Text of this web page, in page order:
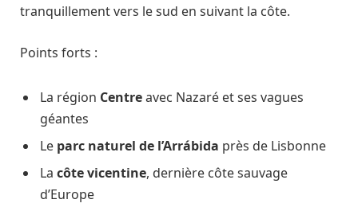
tranquillement vers le sud en suivant la côte.
Points forts :
La région Centreavec Nazaré et ses vagues
géantes
Le parc naturel de l’Arrábida près de Lisbonne
La côte vicentine, dernière côte sauvage
d’Europe